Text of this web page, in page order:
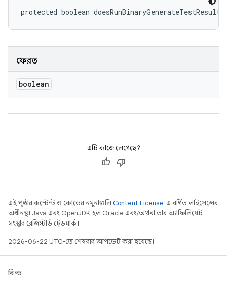
protected boolean
ফেরত
boolean
এটি কাজে লেগেছে?
এই পৃষ্ঠার কন্টেন্ট ও কোডের নমুনাগুলিContent License-এ বর্ণিত লাইসেন্সের
অধীনস্থ। Java এবং OpenJDK হল Oracle এবং/অথবা তার অ্যাফিলিয়েট
সংস্থার রেজিস্টার্ড ট্রেডমার্ক।
2026-06-22 UTC-তে শেষবার আপডেট করা হয়েছে।
বিল্ড